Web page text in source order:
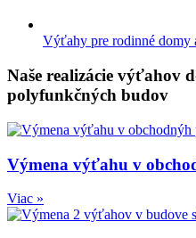
Výťahy pre rodinné domy
Naše realizácie výťahov
polyfunkčných budov
Výmena výťahu v
Viac »